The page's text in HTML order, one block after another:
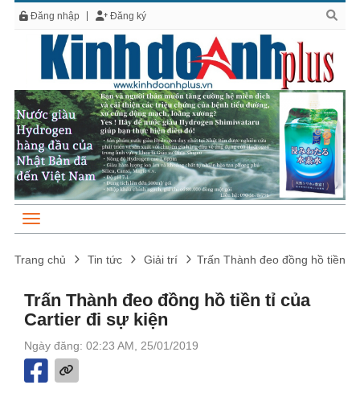
Đăng nhập Đăng ký
Trang chủ Tin tức Giải trí Trấn Thành đeo đồng hồ tiền tỉ
Trấn Thành đeo đồng hồ tiền tỉ của
Cartier đi sự kiện
Ngày đăng: 02:23 AM, 25/01/2019